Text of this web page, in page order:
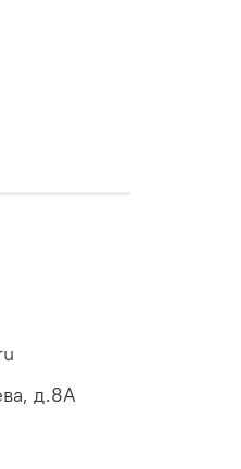
д.8А